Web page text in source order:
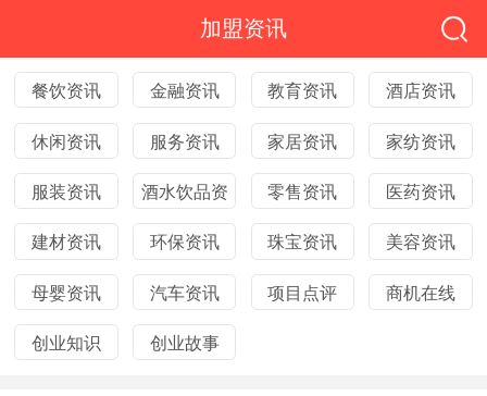
加盟资讯
餐饮资讯 金融资讯 教育资讯 酒店资讯
休闲资讯 服务资讯 家居资讯 家纺资讯
服装资讯 酒水饮品资 零售资讯 医药资讯
建材资讯 环保资讯 珠宝资讯 美容资讯
母婴资讯 汽车资讯 项目点评 商机在线
创业知识 创业故事